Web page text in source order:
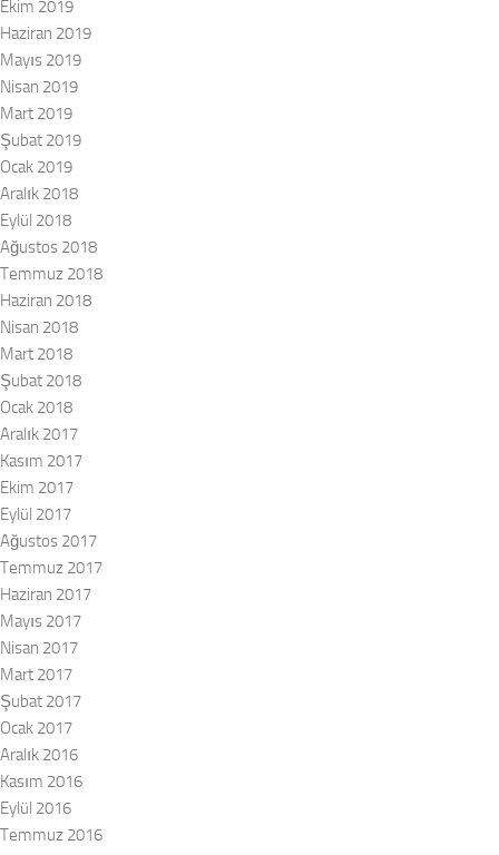
Ekim 2019
Haziran 2019
Mayıs 2019
Nisan 2019
Mart 2019
Şubat 2019
Ocak 2019
Aralık 2018
Eylül 2018
Ağustos 2018
Temmuz 2018
Haziran 2018
Nisan 2018
Mart 2018
Şubat 2018
Ocak 2018
Aralık 2017
Kasım 2017
Ekim 2017
Eylül 2017
Ağustos 2017
Temmuz 2017
Haziran 2017
Mayıs 2017
Nisan 2017
Mart 2017
Şubat 2017
Ocak 2017
Aralık 2016
Kasım 2016
Eylül 2016
Temmuz 2016